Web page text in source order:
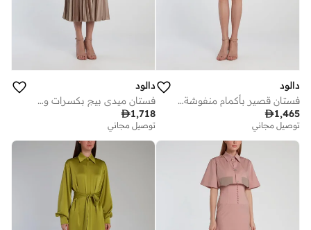
دالود
فستان قصير بأكمام منفوشة أبيض
1,465
توصيل مجاني
دالود
فستان ميدي بيج بكسرات وفتحة صدر ملفوفة
1,718
توصيل مجاني